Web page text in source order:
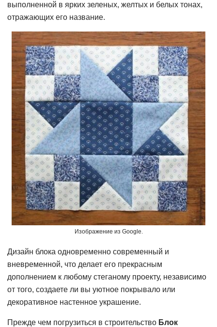
выполненной в ярких зеленых, желтых и белых тонах,
отражающих его название.
Изображение из Google.
Дизайн блока одновременно современный и
вневременной, что делает его прекрасным
дополнением к любому стеганому проекту, независимо
от того, создаете ли вы уютное покрывало или
декоративное настенное украшение.
Прежде чем погрузиться в строительство Блок